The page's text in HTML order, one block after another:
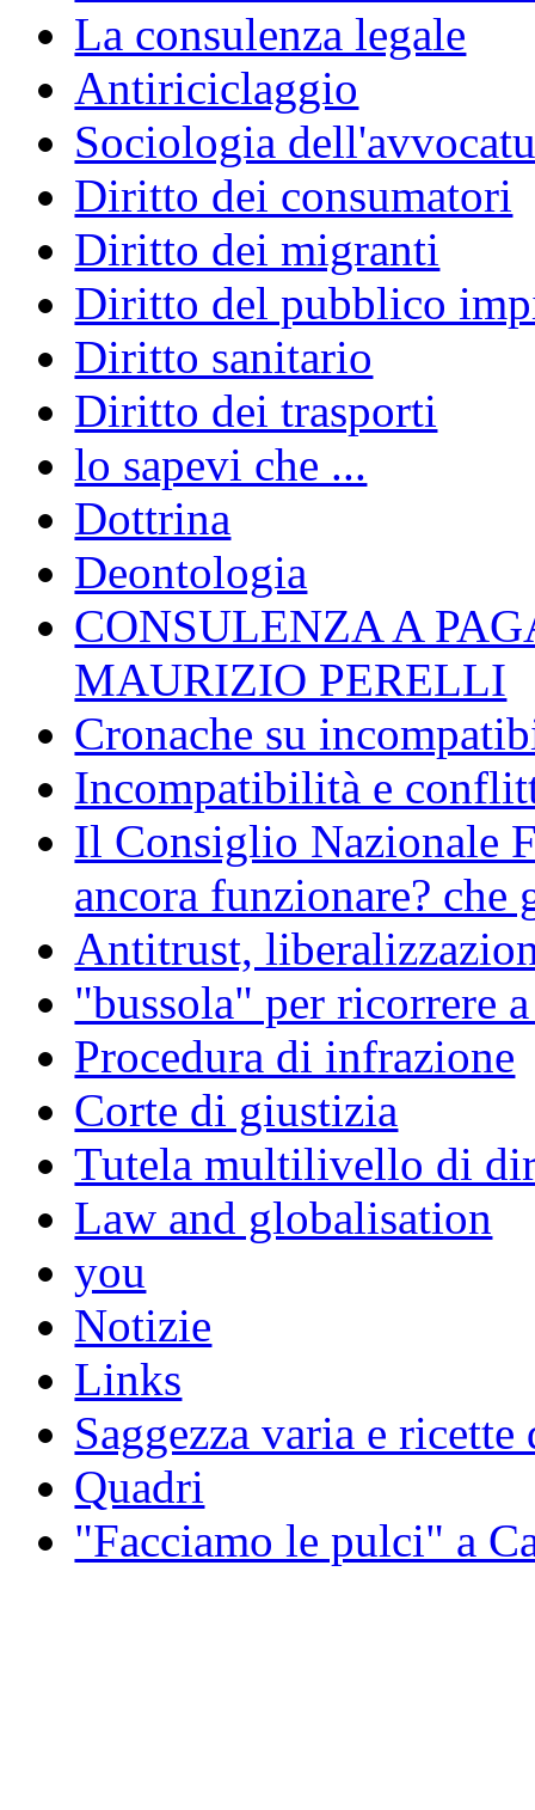
La consulenza legale
Antiriciclaggio
Sociologia
Diritto dei consumatori
Diritto dei migranti
Diritto del pubblico
Diritto sanitario
Diritto dei trasporti
lo sapevi che ...
Dottrina
Deontologia
CONSULENZA A
MAURIZIO PERELLI
Cronache su
Incompatibilità e
Il Consiglio Nazionale
ancora funzionare? che
Antitrust,
"bussola" per ricorrere
Procedura di infrazione
Corte di giustizia
Tutela multilivello di
Law and globalisation
you
Notizie
Links
Saggezza varia e
Quadri
"Facciamo le pulci" a